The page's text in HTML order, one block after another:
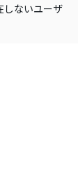
しないユーザ